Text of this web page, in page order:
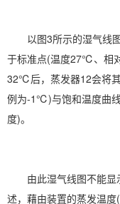
以图3所示的湿气线图
于标准点(温度27℃、 相
32℃后，蒸发器12会将
例为-1℃)与饱和温度曲
度)。
由此湿气线图不能显
述，藉由装置的蒸发温